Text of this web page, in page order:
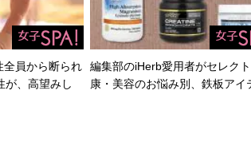
全員から断られ
が、高望みし
編集部のiHerb愛用者がセレク
康・美容のお悩み別、鉄板アイ